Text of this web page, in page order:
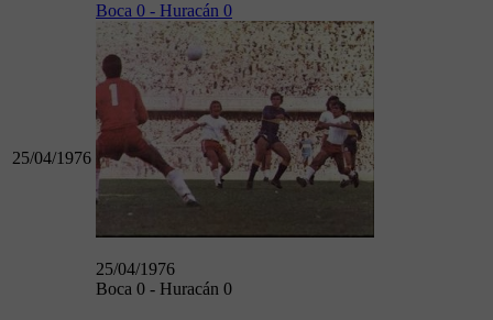
25/04/1976
Boca 0 - Huracán 0
25/04/1976
Boca 0 - Huracán 0